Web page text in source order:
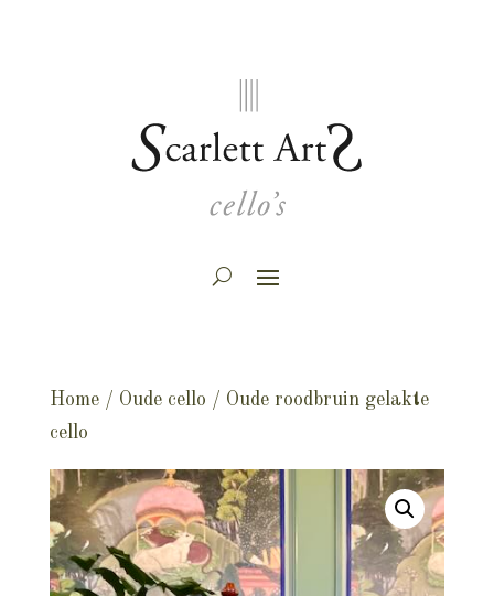
Home/ Oude cello / Oude roodbruin gelakte
cello